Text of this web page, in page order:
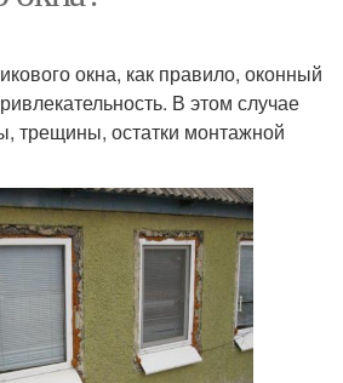
окна, как правило, оконный
В этом случае
трещины, остатки монтажной